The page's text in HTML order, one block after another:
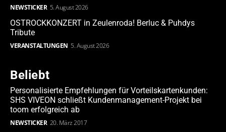
NEWSTICKER 5. August 2026
OSTROCKKONZERT in Zeulenroda! Berluc & Puhdys
Tribute
VERANSTALTUNGEN 5. August 2026
Beliebt
Personalisierte Empfehlungen für Vorteilskartenkunden:
SHS VIVEON schließt Kundenmanagement-Projekt bei
toom erfolgreich ab
NEWSTICKER 20. März 2017